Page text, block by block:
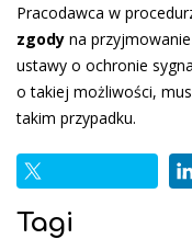
Pracodawca w
zgody na przyjmowanie
ustawy o ochronie
o takiej możliwości,
takim przypadku.
Tagi